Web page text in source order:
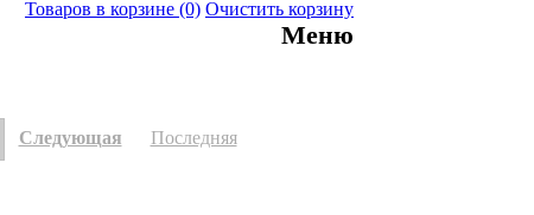
Товаров в корзине (0) Очистить корзину
Меню
Следующая Последняя